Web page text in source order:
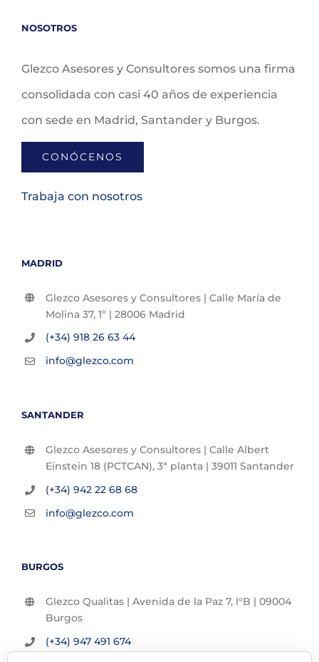
NOSOTROS
Glezco Asesores y Consultores somos una firma
consolidada con casi 40 años de experiencia
con sede en Madrid, Santander y Burgos.
CONÓCENOS
Trabaja con nosotros
MADRID
Glezco Asesores y Consultores | Calle María de
Molina 37, 1º | 28006 Madrid
(+34) 918 26 63 44
info@glezco.com
SANTANDER
Glezco Asesores y Consultores | Calle Albert
Einstein 18 (PCTCAN), 3ª planta | 39011 Santander
(+34) 942 22 68 68
info@glezco.com
BURGOS
Glezco Qualitas | Avenida de la Paz 7, l°B | 09004
Burgos
(+34) 947 491 674